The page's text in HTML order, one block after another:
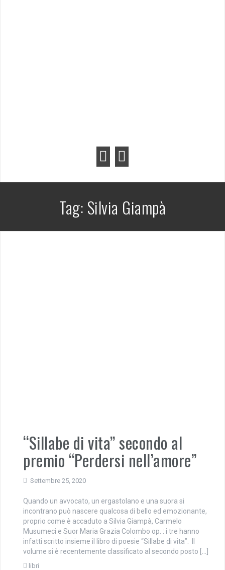
Tag: Silvia Giampà
“Sillabe di vita” secondo al
premio “Perdersi nell’amore”
Settembre 25, 2020
Quando un avvocato, un ergastolano e una suora si
incontrano può nascere qualcosa di bello ed emozionante,
proprio come è accaduto a Silvia Giampà, Carmelo
Musumeci e Suor Maria Grazia Colombo op. : i tre hanno
infatti scritto insieme il libro di poesie “Sillabe di vita”. Il
volume si è recentemente classificato al secondo posto […]
libri